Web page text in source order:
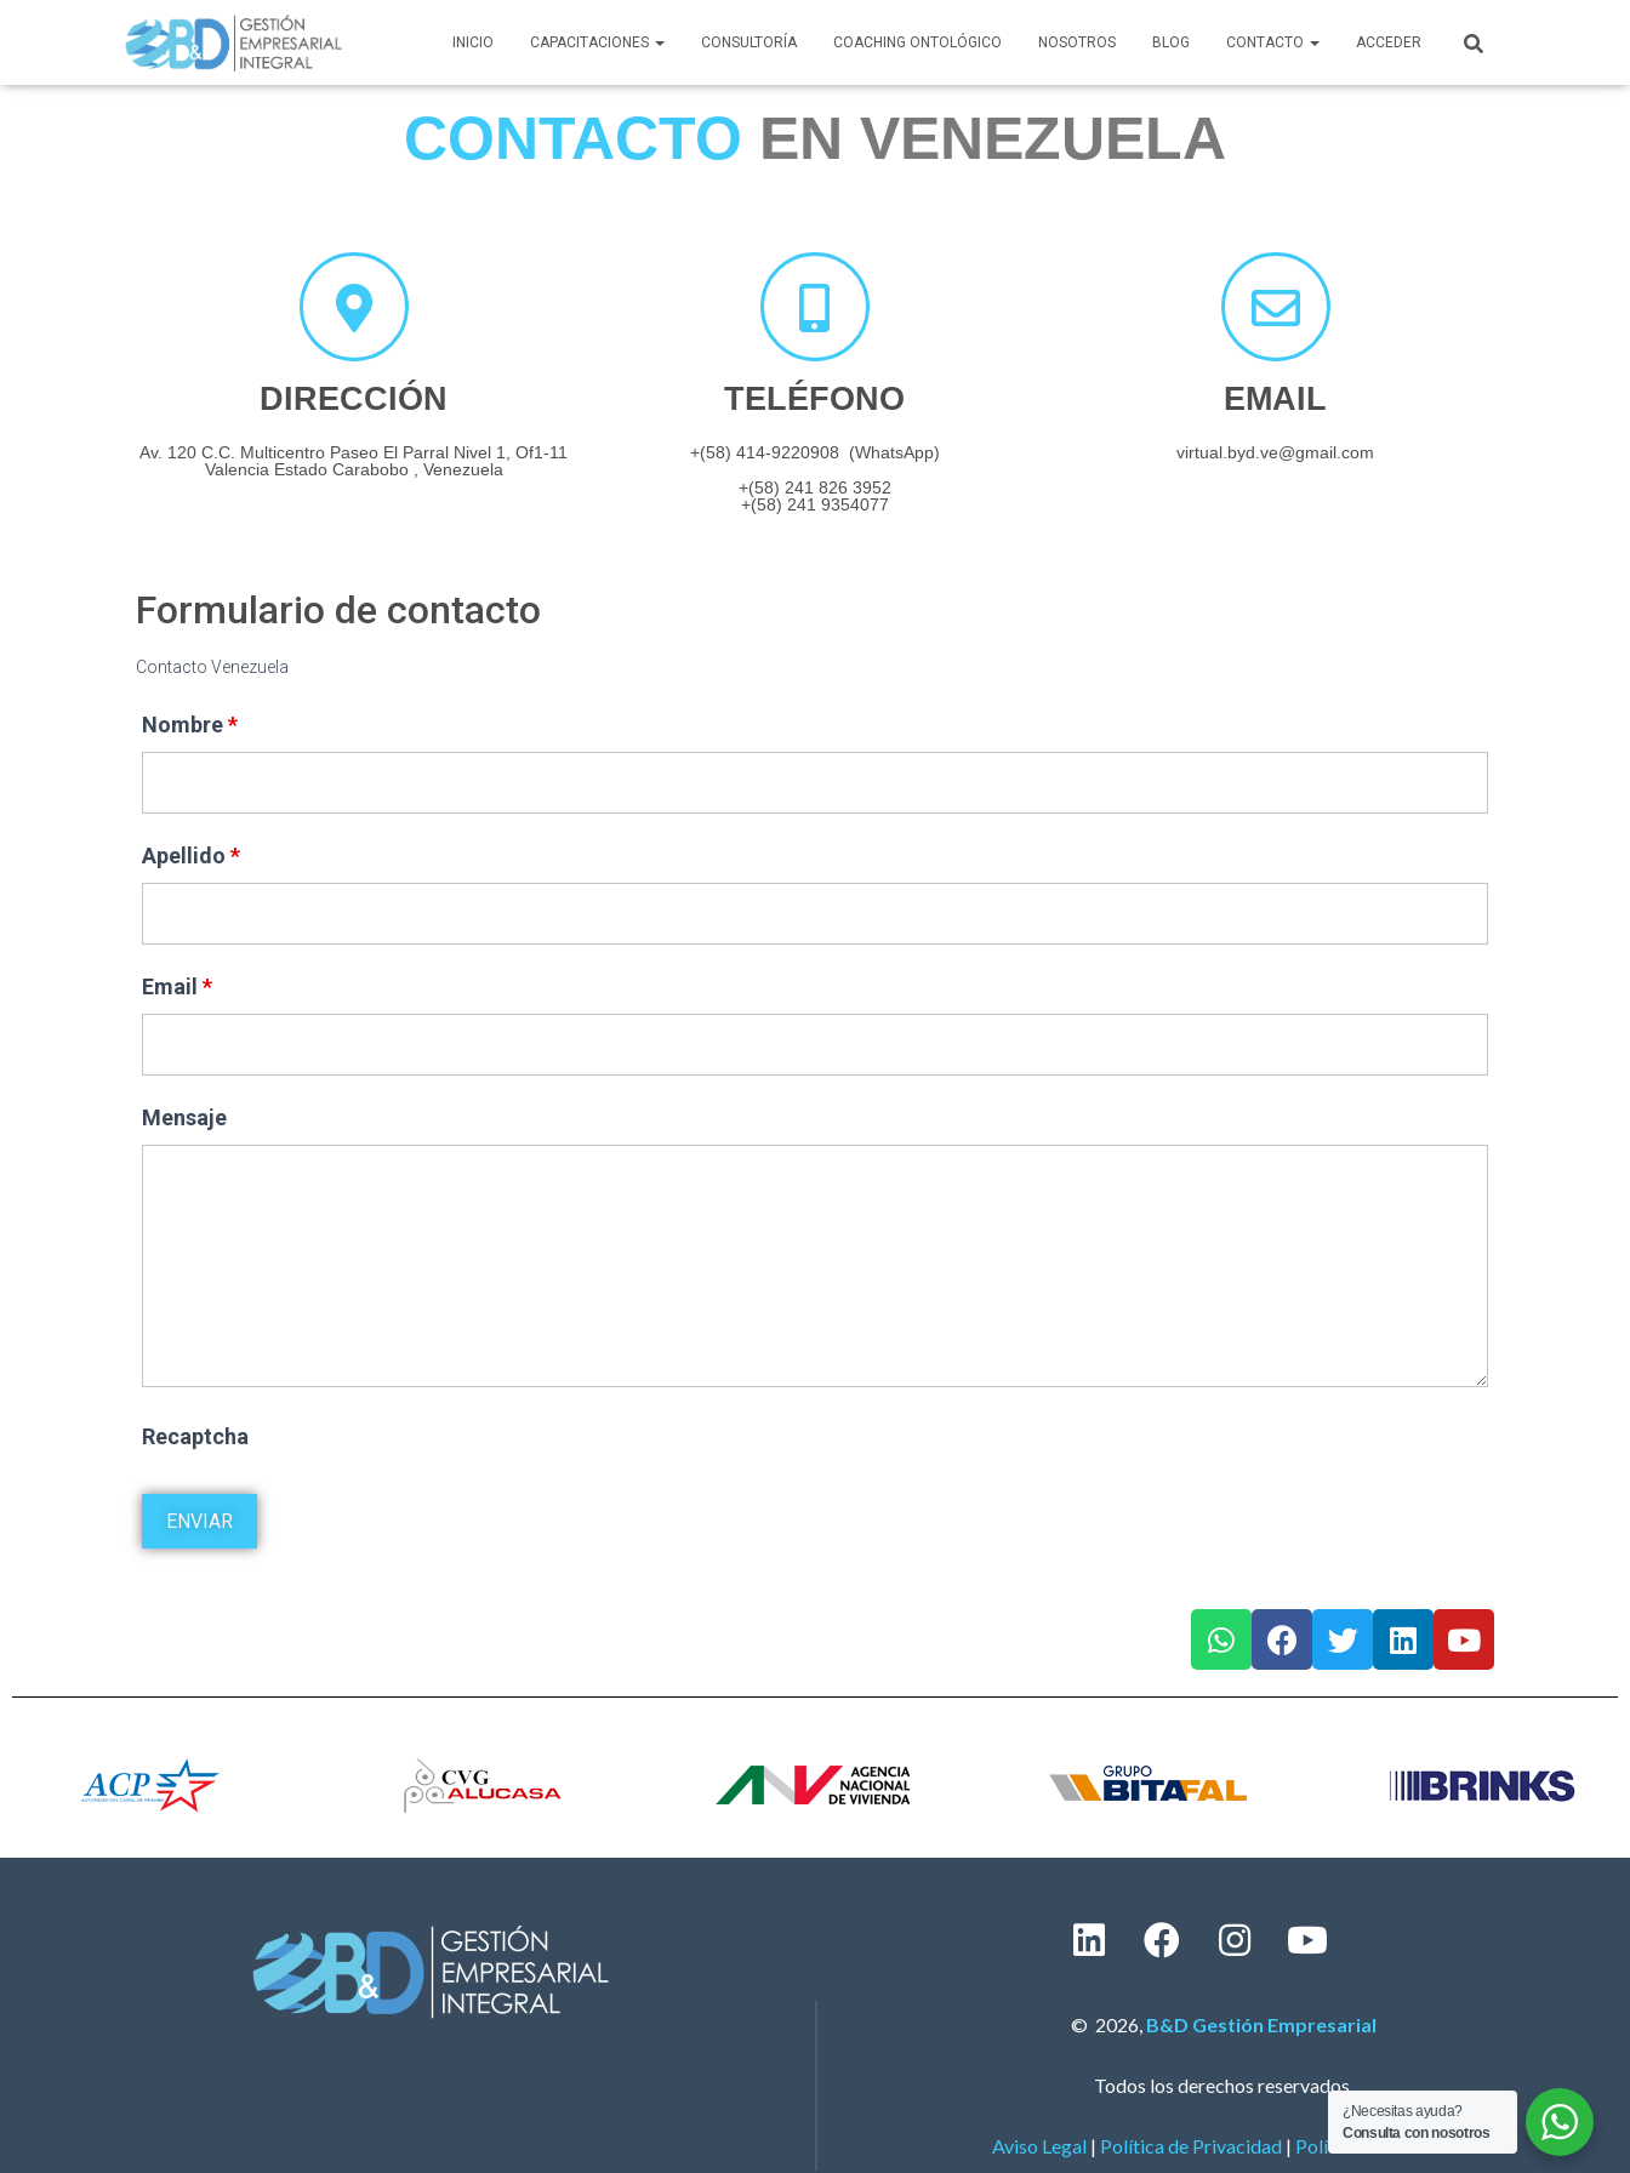
INICIO CAPACITACIONES CONSULTORÍA COACHING ONTOLÓGICO NOSOTROS BLOG CONTACTO ACCEDER
CONTACTO EN VENEZUELA
DIRECCIÓN
Av. 120 C.C. Multicentro Paseo El Parral Nivel 1, Of1-11
Valencia Estado Carabobo , Venezuela
TELÉFONO
+(58) 414-9220908 (WhatsApp)
+(58) 241 826 3952
+(58) 241 9354077
EMAIL
virtual.byd.ve@gmail.com
Formulario de contacto
Contacto Venezuela
Nombre*
Apellido *
Email *
Mensaje
Recaptcha
© 2026, B&D Gestión Empresarial
Todos los derechos reservados.
Aviso Legal | Política de Privacidad | Política de Cookies
¿Necesitas ayuda?
Consulta con nosotros